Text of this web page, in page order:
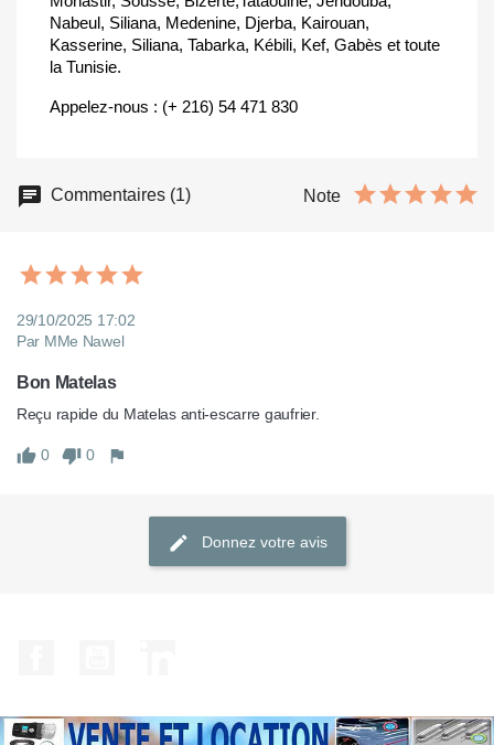
Nabeul, Siliana, Medenine, Djerba, Kairouan,
Kasserine, Siliana, Tabarka, Kébili, Kef, Gabès et toute
la Tunisie.
Appelez-nous : (+ 216) 54 471 830
Commentaires (1) Note
29/10/2025 17:02
Par MMe Nawel
Bon Matelas
0 0
Donnez votre avis